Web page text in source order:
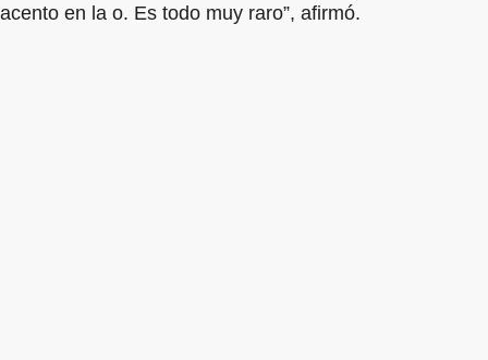
acento en la o. Es todo muy raro”, afirmó.